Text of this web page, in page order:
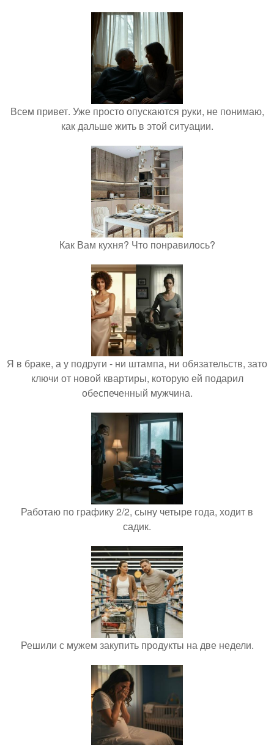
Всем привет. Уже просто опускаются руки, не понимаю,
как дальше жить в этой ситуации.
Как Вам кухня? Что понравилось?
Я в браке, а у подруги - ни штампа, ни обязательств, зато
ключи от новой квартиры, которую ей подарил
обеспеченный мужчина.
Работаю по графику 2/2, сыну четыре года, ходит в
садик.
Решили с мужем закупить продукты на две недели.